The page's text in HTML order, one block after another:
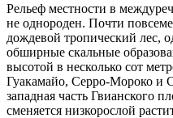
Рельеф местности в
не однороден. Почти
дождевой тропический лес,
обширные скальные
высотой в несколько сот
Гуакамайо, Серро-Мороко и
западная часть Гвианского
сменяется низкорослой